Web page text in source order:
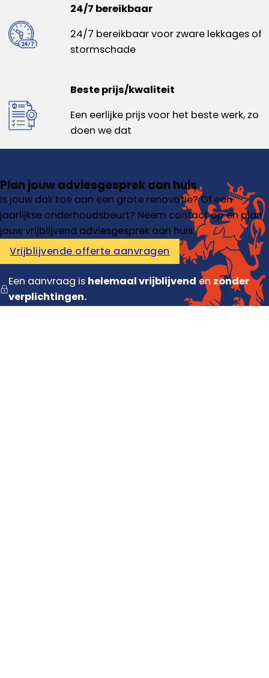
24/7 bereikbaar
24/7 bereikbaar voor zware lekkages of
stormschade
Beste prijs/kwaliteit
Een eerlijke prijs voor het beste werk, zo
doen we dat
Plan jouw adviesgesprek aan huis
Is jouw dak toe aan een grote renovatie? Of een
jaarlijkse onderhoudsbeurt? Neem contact op en plan
jouw vrijblijvend adviesgesprek aan huis.
Vrijblijvende offerte aanvragen
Een aanvraag is helemaal vrijblijvend en zonder
verplichtingen.